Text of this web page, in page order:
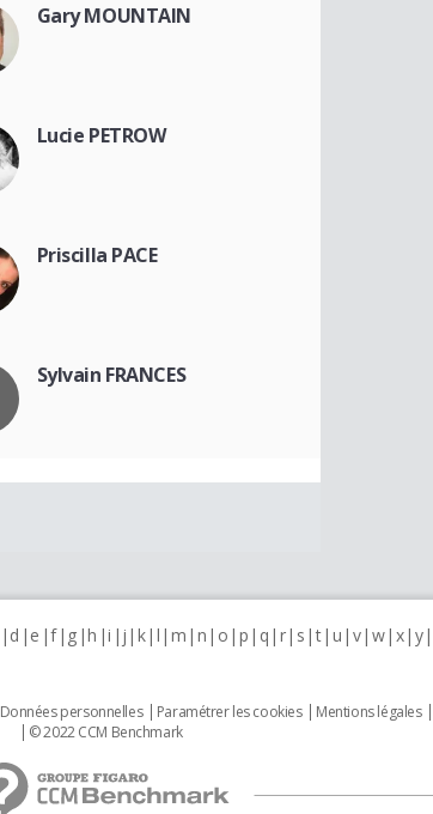
Gary MOUNTAIN
Lucie PETROW
Priscilla PACE
Sylvain FRANCES
d e f g h i j k l m n o p q r s t u v w x y
Données personnelles Paramétrer les cookies Mentions légales
© 2022 CCM Benchmark